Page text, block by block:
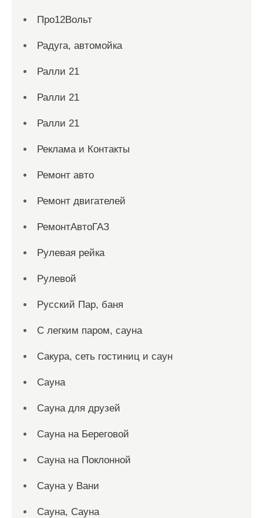
Про12Вольт
Радуга, автомойка
Ралли 21
Ралли 21
Ралли 21
Реклама и Контакты
Ремонт авто
Ремонт двигателей
РемонтАвтоГАЗ
Рулевая рейка
Рулевой
Русский Пар, баня
С легким паром, сауна
Сакура, сеть гостиниц и саун
Сауна
Сауна для друзей
Сауна на Береговой
Сауна на Поклонной
Сауна у Вани
Сауна, Сауна